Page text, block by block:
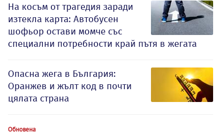
На косъм от трагедия заради
изтекла карта: Автобусен
шофьор остави момче със
специални потребности край пътя в жегата
Опасна жега в България:
Оранжев и жълт код в почти
цялата страна
Обновена